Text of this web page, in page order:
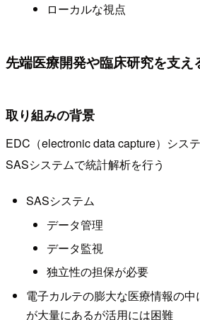
ローカルな視点
先端医療開発や臨床研究を支え
取り組みの背景
EDC（electronic data capture）シス
SASシステムで統計解析を行う
SASシステム
データ管理
データ監視
独立性の担保が必要
電子カルテの膨大な医療情報の
が大量にあるが活用には困難